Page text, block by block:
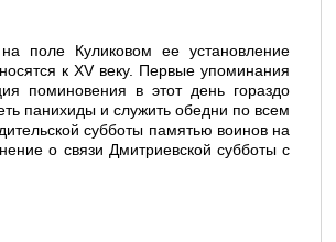
поле Куликовом ее установление
к XV веку. Первые упоминания
поминовения в этот день гораздо
панихиды и служить обедни по всем
субботы памятью воинов на
о связи Дмитриевской субботы с